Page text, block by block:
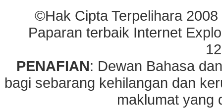
©Hak Cipta Terpelihara
Paparan terbaik Internet
PENAFIAN: Dewan Bahasa
bagi sebarang kehilangan dan
maklumat yang